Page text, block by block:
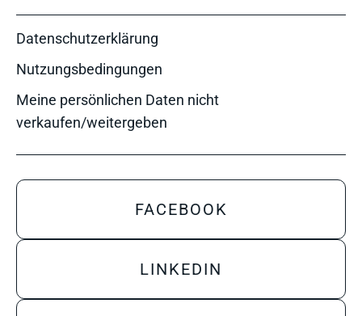
Datenschutzerklärung
Nutzungsbedingungen
Meine persönlichen Daten nicht
verkaufen/weitergeben
FACEBOOK
LINKEDIN